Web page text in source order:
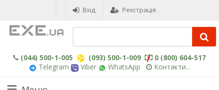
Вхід Реєстрація
(044) 500-1-005 (093) 500-1-009
0 (800) 604-517
Telegram
Viber WhatsApp Контакти...